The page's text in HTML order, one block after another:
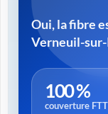
Oui, la fibre
Verneuil-
100 %
couverture